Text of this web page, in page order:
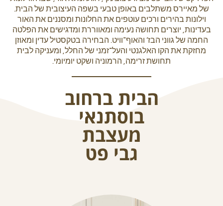
Envato helps creatives like you
get projects done faster.
Careers
Privacy Policy
של מאיירס משתלבים באופן טבעי בשפה העיצובית של הבית.
וילונות בהירים ורכים עוטפים את החלונות ומסננים את האור
בעדינות, יוצרים תחושה נעימה ומאווררת ומדגישים את הפלטה
החמה של גווני הבז’ והאוף־וויט. הבחירה בטקסטיל עדין ומאוזן
מחזקת את הקו האלגנטי והעל־זמני של החלל, ומעניקה לבית
תחושת זרימה, הרמוניה ושקט יומיומי.
הבית ברחוב
בוסתנאי
מעצבת
גבי פט